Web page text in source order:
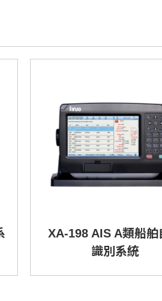
XA-198 AIS A類船舶
識別系統